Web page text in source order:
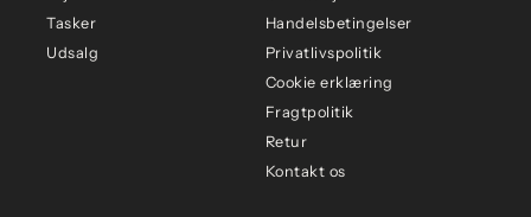
Tasker
Udsalg
Handelsbetingelser
Privatlivspolitik
Cookie erklæring
Fragtpolitik
Retur
Kontakt os